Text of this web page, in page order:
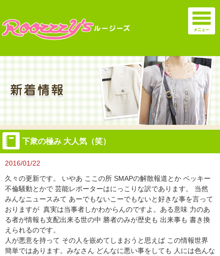
下衆の極み 大人気（笑）
2016/01/22
久々の更新です。 いやあ ここの所 SMAPの解散報道とか ベッキー
不倫騒動とかで 芸能レポーターはにっこりな訳であります。 当然
みんなニュースみて あーでもないこーでもないと好きな事を言って
おりますが 真実は当事者しかわからんのですよ。ある意味 力のあ
る者が情報も支配出来る世の中 勝者のみが歴史も 出来事も 書き換
えられるのです。
人が悪意を持って その人を嵌めてしまおうと思えば この情報世界
簡単ではあります。みなさん どんなに悪い事をしても 人には色んな